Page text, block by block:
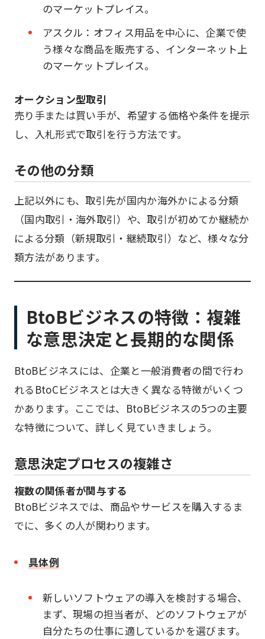
のマーケットプレイス。
アスクル：オフィス用品を中心に、企業で使
う様々な商品を販売する、インターネット上
のマーケットプレイス。
オークション型取引
売り手または買い手が、希望する価格や条件を提示
し、入札形式で取引を行う方法です。
その他の分類
上記以外にも、取引先が国内か海外かによる分類
（国内取引・海外取引）や、取引が初めてか継続か
による分類（新規取引・継続取引）など、様々な分
類方法があります。
BtoBビジネスの特徴：複雑
な意思決定と長期的な関係
BtoBビジネスには、企業と一般消費者の間で行わ
れるBtoCビジネスとは大きく異なる特徴がいくつ
かあります。ここでは、BtoBビジネスの5つの主要
な特徴について、詳しく見ていきましょう。
意思決定プロセスの複雑さ
複数の関係者が関与する
BtoBビジネスでは、商品やサービスを購入するま
でに、多くの人が関わります。
具体例
新しいソフトウェアの導入を検討する場合、
まず、現場の担当者が、どのソフトウェアが
自分たちの仕事に適しているかを選びます。